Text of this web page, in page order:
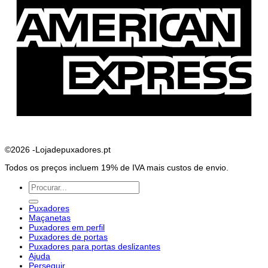
©2026 -Lojadepuxadores.pt
Todos os preços incluem 19% de IVA mais custos de envio.
Pesquisar
por:
Puxadores
Maçanetas
Puxadores em perfil
Puxadores de portas
Puxadores para portas deslizantes
Ajuda
Perseguir